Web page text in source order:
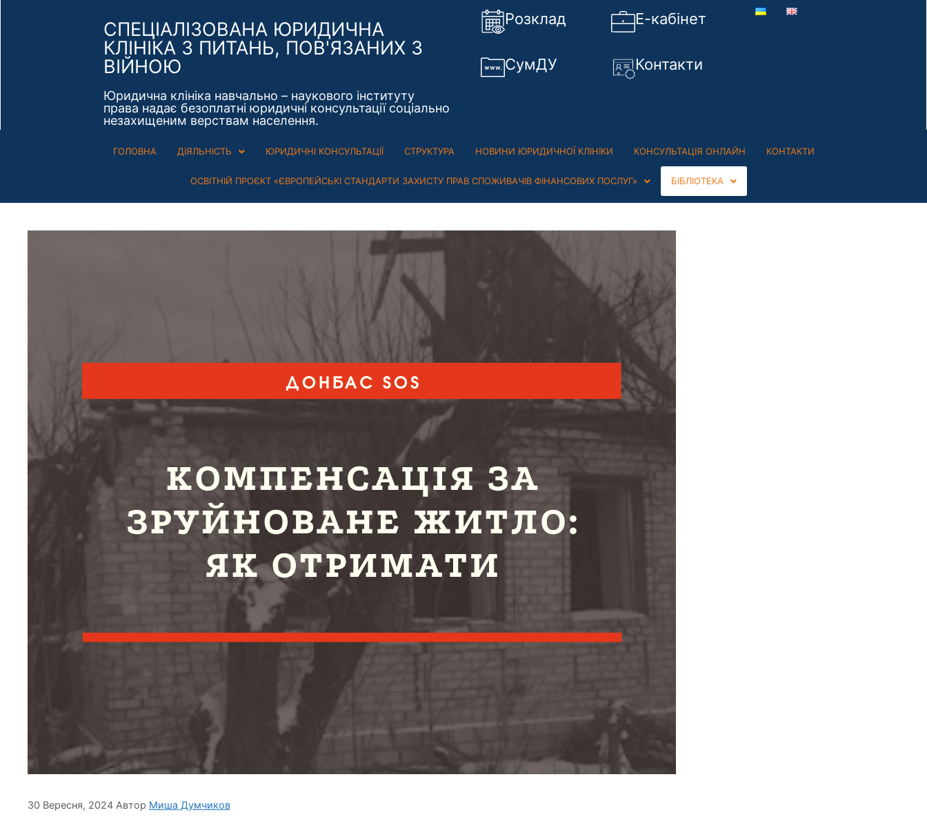
СПЕЦІАЛІЗОВАНА ЮРИДИЧНА
КЛІНІКА З ПИТАНЬ, ПОВ'ЯЗАНИХ З
ВІЙНОЮ
Юридична клініка навчально – наукового інституту
права надає безоплатні юридичні консультації соціально
незахищеним верствам населення.
Розклад Е-кабінет
СумДУ Контакти
ГОЛОВНА ДІЯЛЬНІСТЬ ЮРИДИЧНІ КОНСУЛЬТАЦІЇ СТРУКТУРА НОВИНИ ЮРИДИЧНОЇ КЛІНІКИ КОНСУЛЬТАЦІЯ ОНЛАЙН КОНТАКТИ
ОСВІТНІЙ ПРОЄКТ «ЄВРОПЕЙСЬКІ СТАНДАРТИ ЗАХИСТУ ПРАВ СПОЖИВАЧІВ ФІНАНСОВИХ ПОСЛУГ» БІБЛІОТЕКА
30 Вересня, 2024 Автор Миша Думчиков